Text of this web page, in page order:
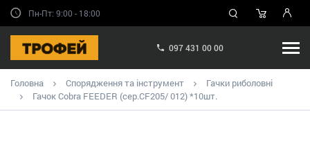
Пн-Пт: 9:00 - 18:00
097 431 00 00
Головна Спорядження та інструмент
Гачки риболовні
Гачок Cobra FEEDER (сер.CF205/ 012) *10шт.